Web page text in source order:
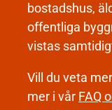
bostadshus,
offentliga
vistas
Vill du veta
mer i vår FAQ